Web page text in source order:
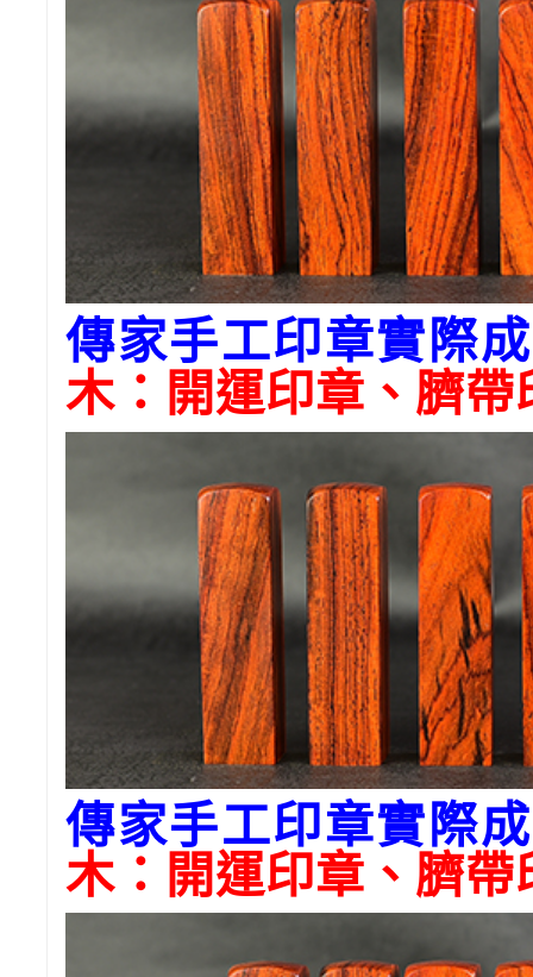
傳家手工印章實際
木 ：開運印章、臍帶
傳家手工印章實際
木 ：開運印章、臍帶